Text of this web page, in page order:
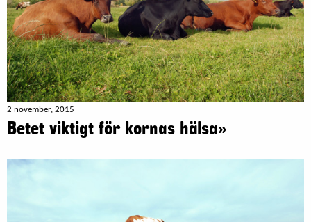
2 november, 2015
Betet viktigt för kornas hälsa»